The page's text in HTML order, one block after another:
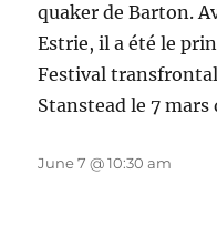
quaker de Barton.
Estrie, il a été le
Festival
Stanstead le 7 mars
June 7 @ 10:30 am